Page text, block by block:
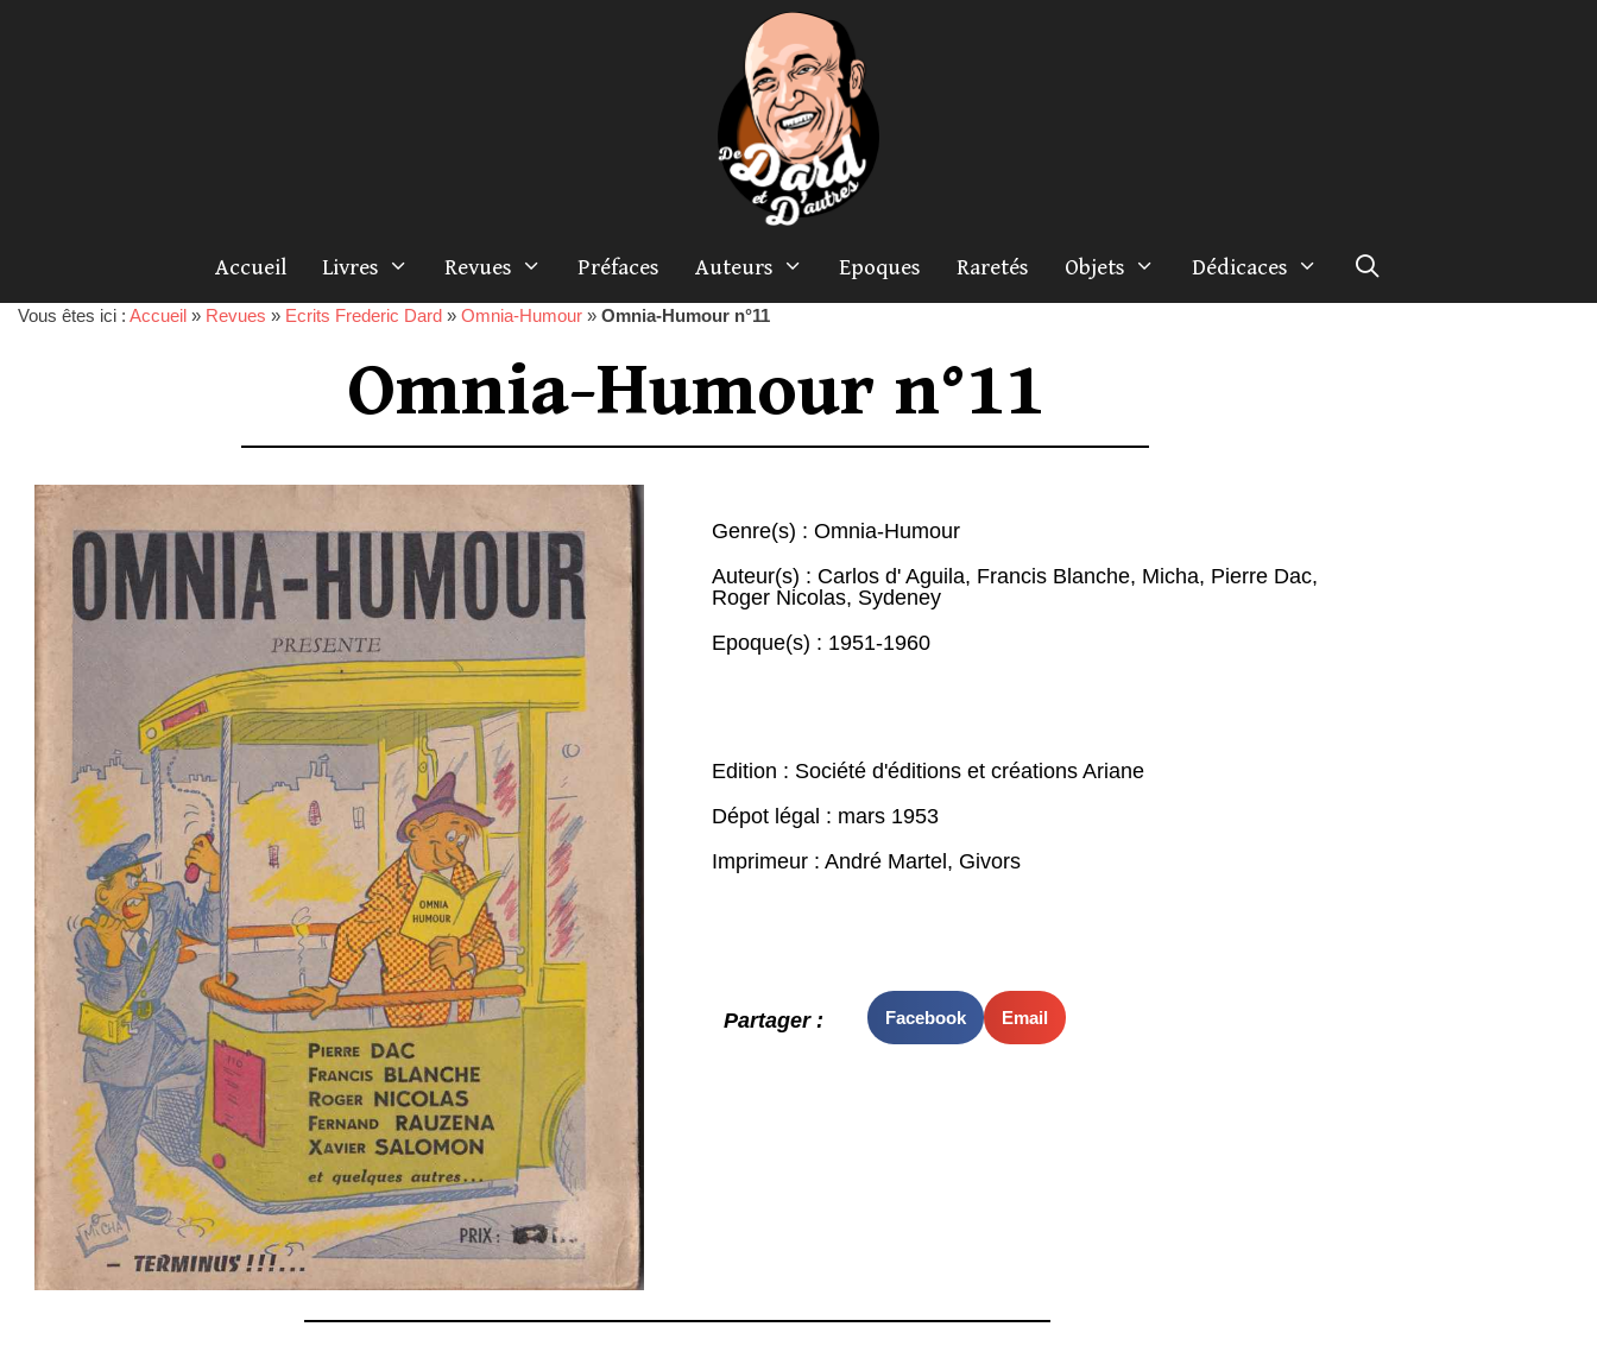
Accueil Livres Revues Préfaces Auteurs Epoques Raretés Objets Dédicaces
Vous êtes ici : Accueil » Revues » Ecrits Frederic Dard » Omnia-Humour » Omnia-Humour n°11
Omnia-Humour n°11
Genre(s) : Omnia-Humour
Auteur(s) : Carlos d' Aguila, Francis Blanche, Micha, Pierre Dac,
Roger Nicolas, Sydeney
Epoque(s) : 1951-1960
Edition : Société d'éditions et créations Ariane
Dépot légal : mars 1953
Imprimeur : André Martel, Givors
Partager : Facebook Email